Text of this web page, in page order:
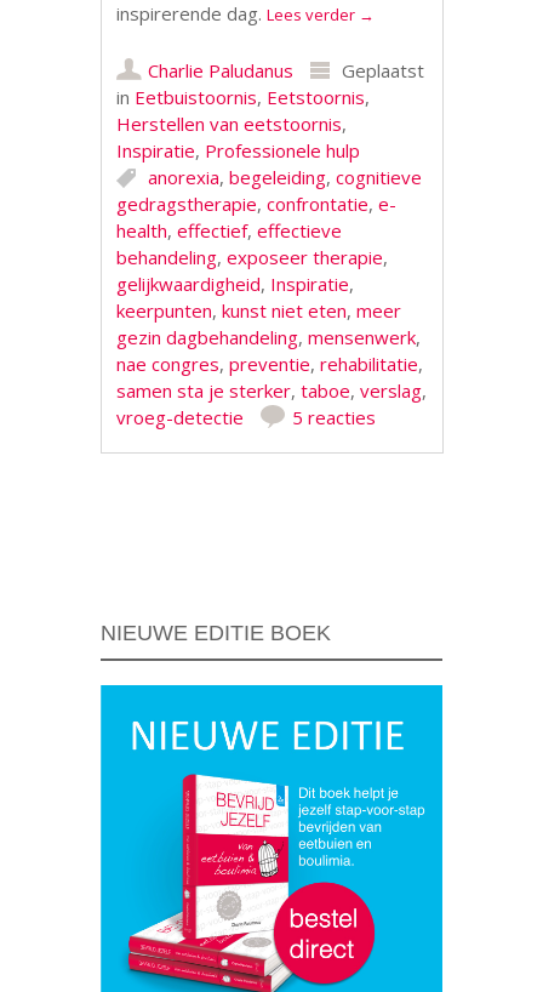
inspirerende dag.Lees verder →
Charlie Paludanus
Geplaatst
in Eetbuistoornis, Eetstoornis,
Herstellen van eetstoornis,
Inspiratie, Professionele hulp
anorexia,begeleiding,cognitieve
gedragstherapie,confrontatie,e-
health,effectief,effectieve
behandeling,exposeer therapie,
gelijkwaardigheid, Inspiratie,
keerpunten,kunst niet eten,meer
gezin dagbehandeling,mensenwerk,
nae congres,preventie,rehabilitatie,
samen sta je sterker,taboe,verslag,
vroeg-detectie
5 reacties
NIEUWE EDITIE BOEK